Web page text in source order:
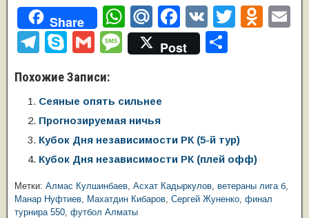
Share
W
h
at
A
p
p
M
ail
.R
F
a
c
o
k
V
K
T
O
ki
T
e
gr
a
m
S
p
e
G
ail
M
a
g
e
Post
а
в
ть
Похожие Записи:
Сеяные опять сильнее
Прогнозируемая ничья
Кубок Дня независимости РК (5-й тур)
Кубок Дня независимости РК (плей офф)
Метки: Алмас Кулшинбаев Асхат Кадыркулов ветераны лига б
Манар Нуфтиев Махатдин Кибаров Сергей Жуненко финал
турнира 550 футбол Алматы